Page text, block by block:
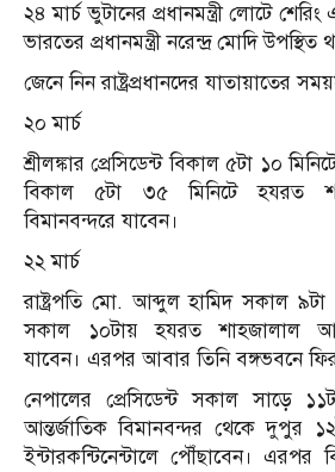
২৪ মার্চ ভুটানের প্রধানমন্ত্রী লোটে
ভারতের প্রধানমন্ত্রী নরেন্দ্র মোদি উপস্থিত
জেনে নিন রাষ্ট্রপ্রধানদের যাতায়াতের
২০ মার্চ
শ্রীলঙ্কার প্রেসিডেন্ট বিকাল ৫টা ১০
বিকাল ৫টা ৩৫ মিনিটে হযরত
বিমানবন্দরে যাবেন।
২২ মার্চ
রাষ্ট্রপতি মো. আব্দুল হামিদ সকাল ৯টা
সকাল ১০টায় হযরত শাহজালাল
যাবেন। এরপর আবার তিনি বঙ্গভবনে
নেপালের প্রেসিডেন্ট সকাল সাড়ে
আন্তর্জাতিক বিমানবন্দর থেকে দুপুর
ইন্টারকন্টিনেন্টালে পৌঁছাবেন। এরপর